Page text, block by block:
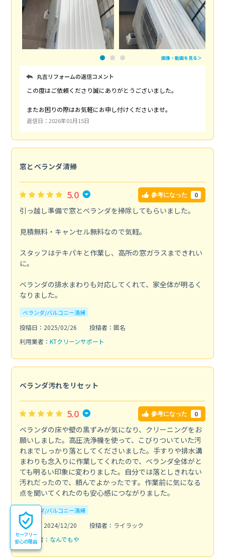
画像・動画を見る＞
丸吉リフォームの返信コメント
この度はご依頼くださり誠にありがとうございました。
またお困りの際はお気軽にお申し付けくださいませ。
返信日：2026年01月15日
窓とベランダ清掃
5.0 参考になった 0
引っ越し準備で窓とベランダを掃除してもらいました。
見積無料・キャンセル無料なので気軽。
スタッフはテキパキと作業し、高所の窓ガラスまできれい
に。
ベランダの排水まわりも対応してくれて、家全体が明るく
なりました。
ベランダ/バルコニー清掃
投稿日：2025/02/26
投稿者：匿名
利用業者： KTクリーンサポート
ベランダ汚れをリセット
5.0 参考になった 0
ベランダの床や壁の黒ずみが気になり、クリーニングをお
願いしました。高圧洗浄機を使って、こびりついていた汚
れまでしっかり落としてくださいました。手すりや排水溝
まわりも念入りに作業してくれたので、ベランダ全体がと
ても明るい印象に変わりました。自分では落としきれない
汚れだったので、頼んでよかったです。作業前に気になる
点を聞いてくれたのも安心感につながりました。
ベランダ/バルコニー清掃
投稿日：2024/12/20
投稿者：ライラック
利用業者： なんでもや
セーフリー
安心の理由